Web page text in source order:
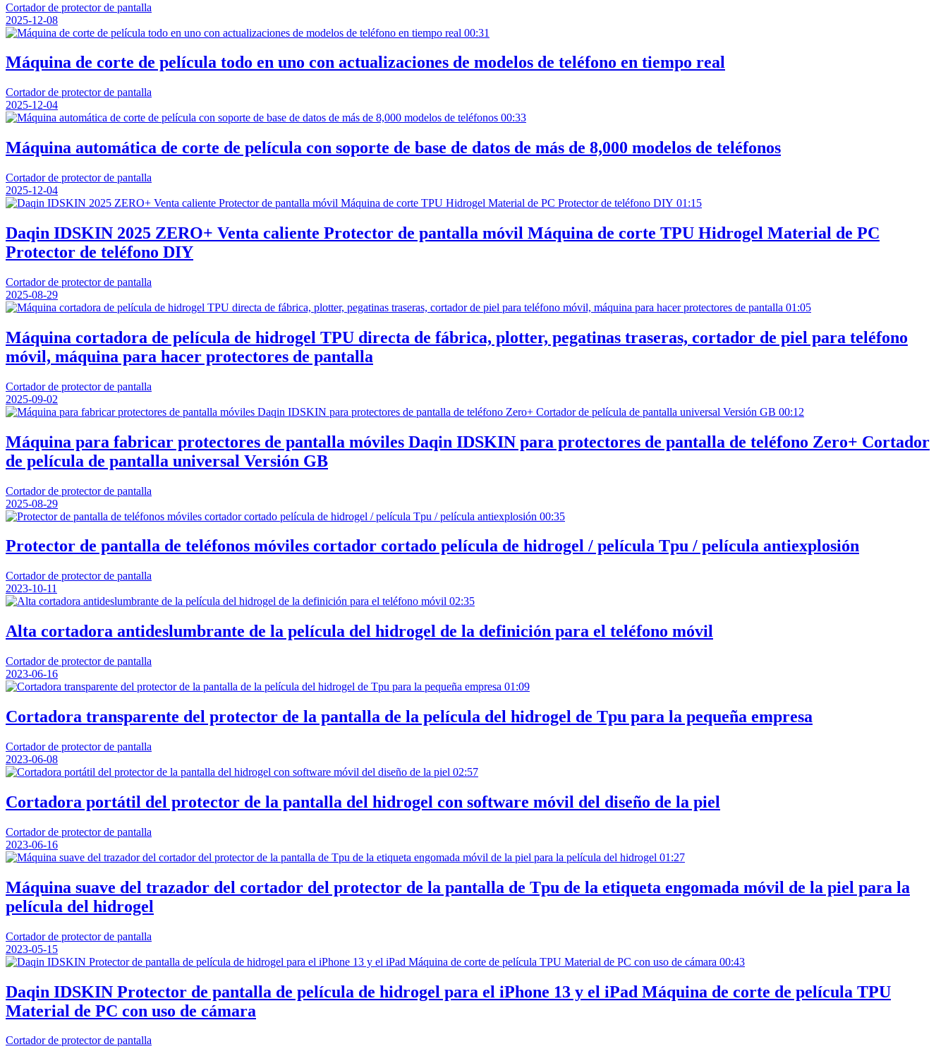
Cortador de protector de pantalla
2025-12-08
00:31
Máquina de corte de película todo en uno con actualizaciones de modelos de teléfono en tiempo real
Cortador de protector de pantalla
2025-12-04
00:33
Máquina automática de corte de película con soporte de base de datos de más de 8,000 modelos de teléfonos
Cortador de protector de pantalla
2025-12-04
01:15
Daqin IDSKIN 2025 ZERO+ Venta caliente Protector de pantalla móvil Máquina de corte TPU Hidrogel Material de PC
Protector de teléfono DIY
Cortador de protector de pantalla
2025-08-29
01:05
Máquina cortadora de película de hidrogel TPU directa de fábrica, plotter, pegatinas traseras, cortador de piel para teléfono
móvil, máquina para hacer protectores de pantalla
Cortador de protector de pantalla
2025-09-02
00:12
Máquina para fabricar protectores de pantalla móviles Daqin IDSKIN para protectores de pantalla de teléfono Zero+ Cortador
de película de pantalla universal Versión GB
Cortador de protector de pantalla
2025-08-29
00:35
Protector de pantalla de teléfonos móviles cortador cortado película de hidrogel / película Tpu / película antiexplosión
Cortador de protector de pantalla
2023-10-11
02:35
Alta cortadora antideslumbrante de la película del hidrogel de la definición para el teléfono móvil
Cortador de protector de pantalla
2023-06-16
01:09
Cortadora transparente del protector de la pantalla de la película del hidrogel de Tpu para la pequeña empresa
Cortador de protector de pantalla
2023-06-08
02:57
Cortadora portátil del protector de la pantalla del hidrogel con software móvil del diseño de la piel
Cortador de protector de pantalla
2023-06-16
01:27
Máquina suave del trazador del cortador del protector de la pantalla de Tpu de la etiqueta engomada móvil de la piel para la
película del hidrogel
Cortador de protector de pantalla
2023-05-15
00:43
Daqin IDSKIN Protector de pantalla de película de hidrogel para el iPhone 13 y el iPad Máquina de corte de película TPU
Material de PC con uso de cámara
Cortador de protector de pantalla